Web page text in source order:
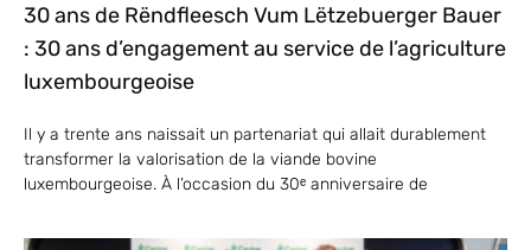
30 ans de Rëndfleesch Vum Lëtzebuerger Bauer
: 30 ans d’engagement au service de l’agriculture
luxembourgeoise
Il y a trente ans naissait un partenariat qui allait durablement
transformer la valorisation de la viande bovine
luxembourgeoise. À l’occasion du 30ᵉ anniversaire de